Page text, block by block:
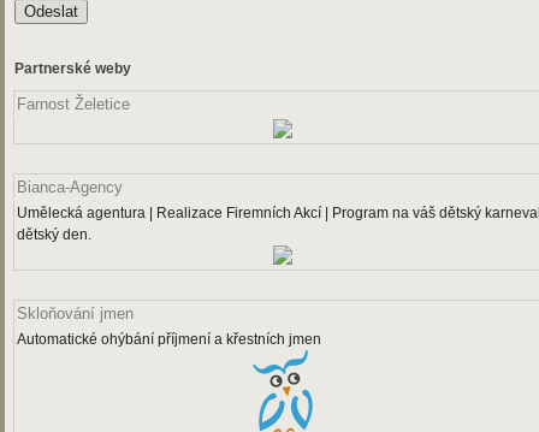
Partnerské weby
Farnost Želetice
Bianca-Agency
Umělecká agentura | Realizace Firemních Akcí | Program na váš dětský
dětský den.
Skloňování jmen
Automatické ohýbání příjmení a křestních jmen